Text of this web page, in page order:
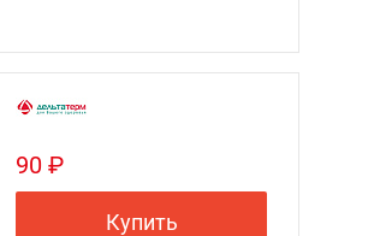
90 ₽
Купить